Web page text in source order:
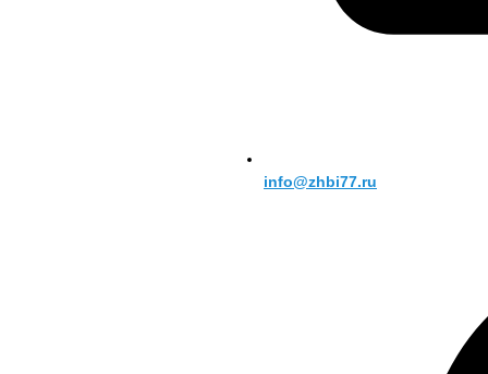
info@zhbi77.ru